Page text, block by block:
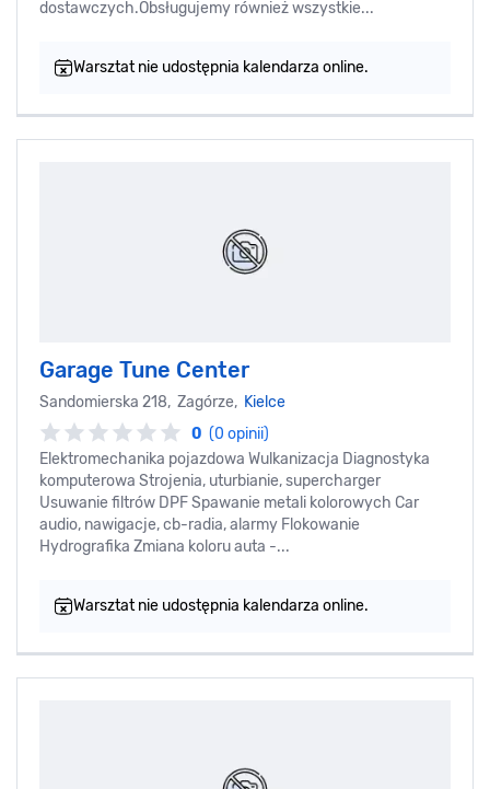
dostawczych.Obsługujemy również wszystkie...
Warsztat nie udostępnia kalendarza online.
Garage Tune Center
Sandomierska 218, Zagórze, Kielce
0 (0 opinii)
Elektromechanika pojazdowa Wulkanizacja Diagnostyka
komputerowa Strojenia, uturbianie, supercharger
Usuwanie filtrów DPF Spawanie metali kolorowych Car
audio, nawigacje, cb-radia, alarmy Flokowanie
Hydrografika Zmiana koloru auta -...
Warsztat nie udostępnia kalendarza online.